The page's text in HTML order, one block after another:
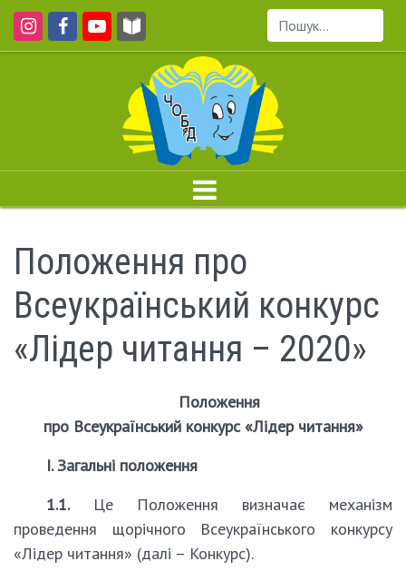
Пошук...
Положення про
Всеукраїнський конкурс
«Лідер читання – 2020»
Положення
про Всеукраїнський конкурс «Лідер читання»
І. Загальні положення
1.1.Це Положення визначає механізм
проведення щорічного Всеукраїнського конкурсу
«Лідер читання» (далі – Конкурс).